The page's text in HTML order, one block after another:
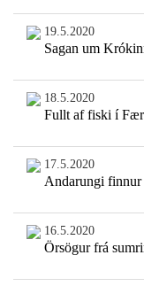
19.5.2020
Sagan um
18.5.2020
Fullt af fiski í
17.5.2020
Andarungi finnur
16.5.2020
Örsögur frá